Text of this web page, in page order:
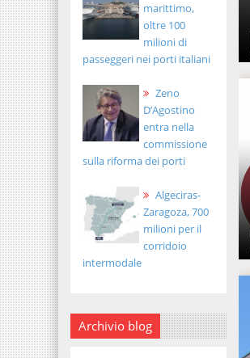
marittimo,
oltre 100
milioni di
passeggeri nei porti italiani
Zeno
D’Agostino
entra nella
commissione
sulla riforma dei porti
Algeciras-
Zaragoza, 700
milioni per il
corridoio
intermodale
Archivio blog